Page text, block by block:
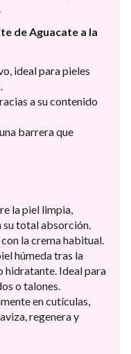
de Aguacate a la
ideal para pieles
a su contenido
barrera que
la piel limpia,
su total absorción.
la crema habitual.
húmeda tras la
hidratante. Ideal para
o talones.
en cutículas,
regenera y